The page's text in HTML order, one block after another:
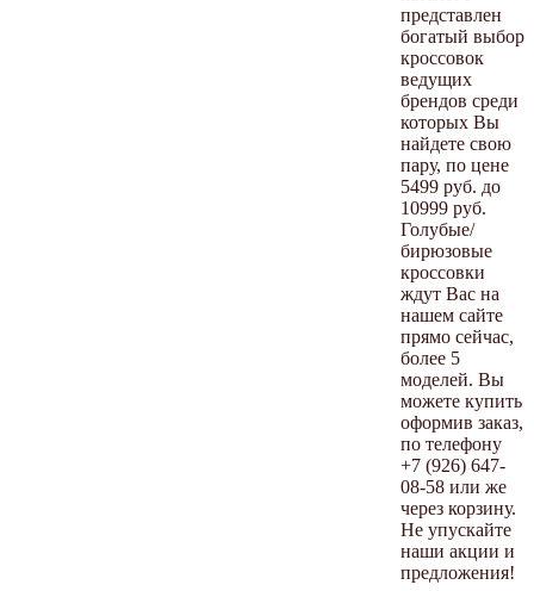
представлен
богатый выбор
кроссовок
ведущих
брендов среди
которых Вы
найдете свою
пару, по цене
5499 руб. до
10999 руб.
Голубые/
бирюзовые
кроссовки
ждут Вас на
нашем сайте
прямо сейчас,
более 5
моделей. Вы
можете купить
оформив заказ,
по телефону
+7 (926) 647-
08-58 или же
через корзину.
Не упускайте
наши акции и
предложения!